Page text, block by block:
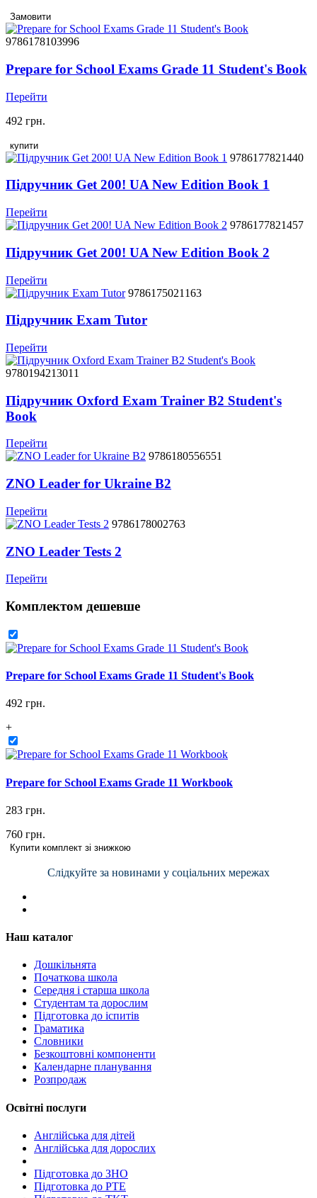
Замовити
9786178103996
Prepare for School Exams Grade 11 Student's Book
Перейти
492 грн.
купити
9786177821440
Підручник Get 200! UA New Edition Book 1
Перейти
9786177821457
Підручник Get 200! UA New Edition Book 2
Перейти
9786175021163
Підручник Exam Tutor
Перейти
9780194213011
Підручник Oxford Exam Trainer B2 Student's
Book
Перейти
9786180556551
ZNO Leader for Ukraine B2
Перейти
9786178002763
ZNO Leader Tests 2
Перейти
Комплектом дешевше
Prepare for School Exams Grade 11 Student's Book
492 грн.
+
Prepare for School Exams Grade 11 Workbook
283 грн.
760 грн.
Купити комплект зі знижкою
Слідкуйте за новинами у соціальних мережах
Наш каталог
Дошкільнята
Початкова школа
Середня і старша школа
Студентам та дорослим
Підготовка до іспитів
Граматика
Словники
Безкоштовні компоненти
Календарне планування
Розпродаж
Освітні послуги
Англійська для дітей
Англійська для дорослих
Пiдготовка до ЗНО
Підготовка до PTE